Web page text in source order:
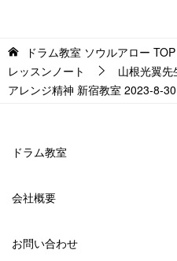
ドラム教室 ソウルアロー TOP
レッスンノート
山根光翼先
アレンジ精神 新宿教室 2023-8-
ドラム教室
会社概要
お問い合わせ